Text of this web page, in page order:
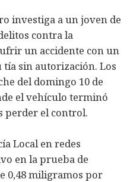
investiga a un joven de
contra la
un accidente con un
tía sin autorización. Los
del domingo 10 de
el vehículo terminó
perder el control.
Local en redes
en la prueba de
0,48 miligramos por